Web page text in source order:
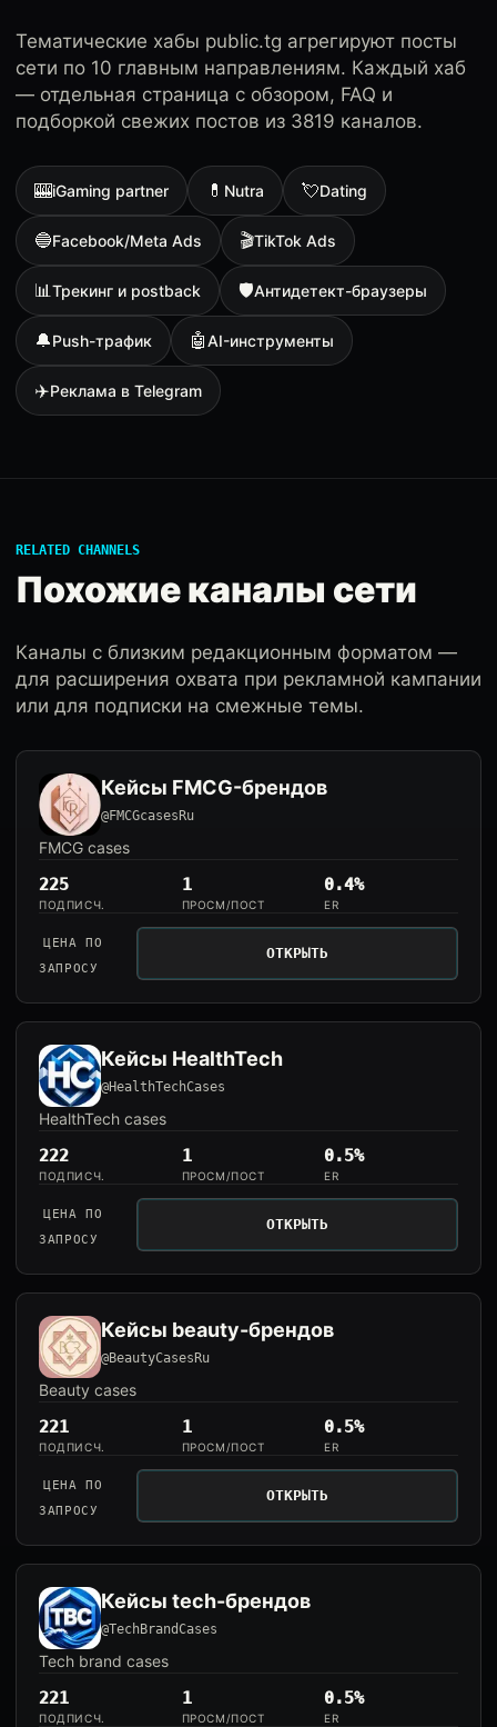
Тематические хабы public.tg агрегируют посты
сети по 10 главным направлениям. Каждый хаб
— отдельная страница с обзором, FAQ и
подборкой свежих постов из 3819 каналов.
🎰iGaming partner 💊 Nutra 💘Dating
🔵Facebook/Meta Ads 🎬TikTok Ads
📊Трекинг и postback 🛡Антидетект-браузеры
🔔Push-трафик 🤖AI-инструменты
✈️Реклама в Telegram
RELATED CHANNELS
Похожие каналы сети
Каналы с близким редакционным форматом —
для расширения охвата при рекламной кампании
или для подписки на смежные темы.
Кейсы FMCG-брендов
@FMCGcasesRu
FMCG cases
225
ПОДПИСЧ.
1
ПРОСМ/ПОСТ
0.4%
ER
ЦЕНА ПО
ЗАПРОСУ
ОТКРЫТЬ
Кейсы HealthTech
@HealthTechCases
HealthTech cases
222
ПОДПИСЧ.
1
ПРОСМ/ПОСТ
0.5%
ER
ЦЕНА ПО
ЗАПРОСУ
ОТКРЫТЬ
Кейсы beauty-брендов
@BeautyCasesRu
Beauty cases
221
ПОДПИСЧ.
1
ПРОСМ/ПОСТ
0.5%
ER
ЦЕНА ПО
ЗАПРОСУ
ОТКРЫТЬ
Кейсы tech-брендов
@TechBrandCases
Tech brand cases
221
ПОДПИСЧ.
1
ПРОСМ/ПОСТ
0.5%
ER